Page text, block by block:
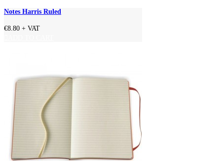
Notes Harris Ruled
€8.80 + VAT